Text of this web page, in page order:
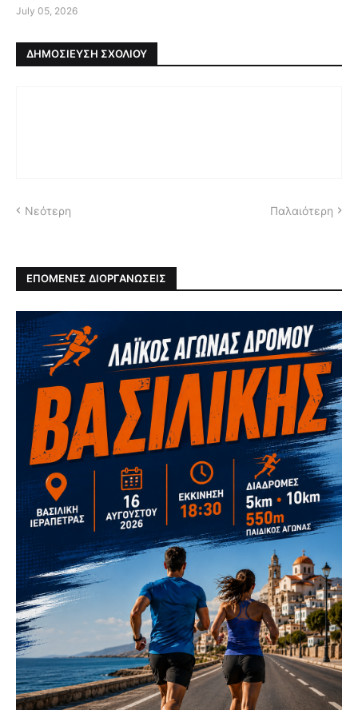
July 05, 2026
ΔΗΜΟΣΊΕΥΣΗ ΣΧΟΛΊΟΥ
Νεότερη Παλαιότερη
ΕΠΟΜΕΝΕΣ ΔΙΟΡΓΑΝΩΣΕΙΣ